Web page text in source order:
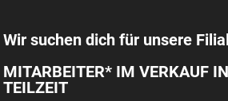
Wir suchen dich für unsere
MITARBEITER* IM VERKAUF
TEILZEIT